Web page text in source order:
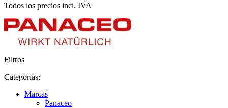
Todos los precios incl. IVA
Filtros
Categorías:
Marcas
Panaceo